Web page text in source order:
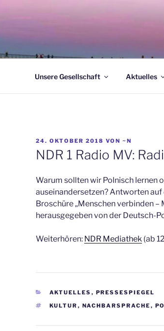
Unsere Gesellschaft Aktuelles
VERÖFFENTLICHT
AM
24. OKTOBER 2018 VON ~N
NDR 1 Radio MV:
Warum sollten wir Polnisch lernen
auseinandersetzen? Antworten
Broschüre „Menschen verbinden –
herausgegeben von der Deutsch-
Weiterhören: NDR Mediathek (ab
KATEGORIEN
AKTUELLES , PRESSESPIEGEL
SCHLAGWÖRTER
KULTUR , NACHBARSPRACHE ,